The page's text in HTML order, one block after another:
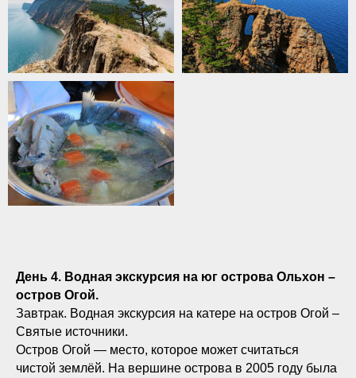
День 4. Водная экскурсия на юг острова Ольхон –
остров Огой.
Завтрак. Водная экскурсия на катере на остров Огой –
Святые источники.
Остров Огой — место, которое может считаться
чистой землёй. На вершине острова в 2005 году была